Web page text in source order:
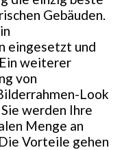
Gebäuden.
eingesetzt und
weiterer
von
Look
werden Ihre
Menge an
Vorteile gehen